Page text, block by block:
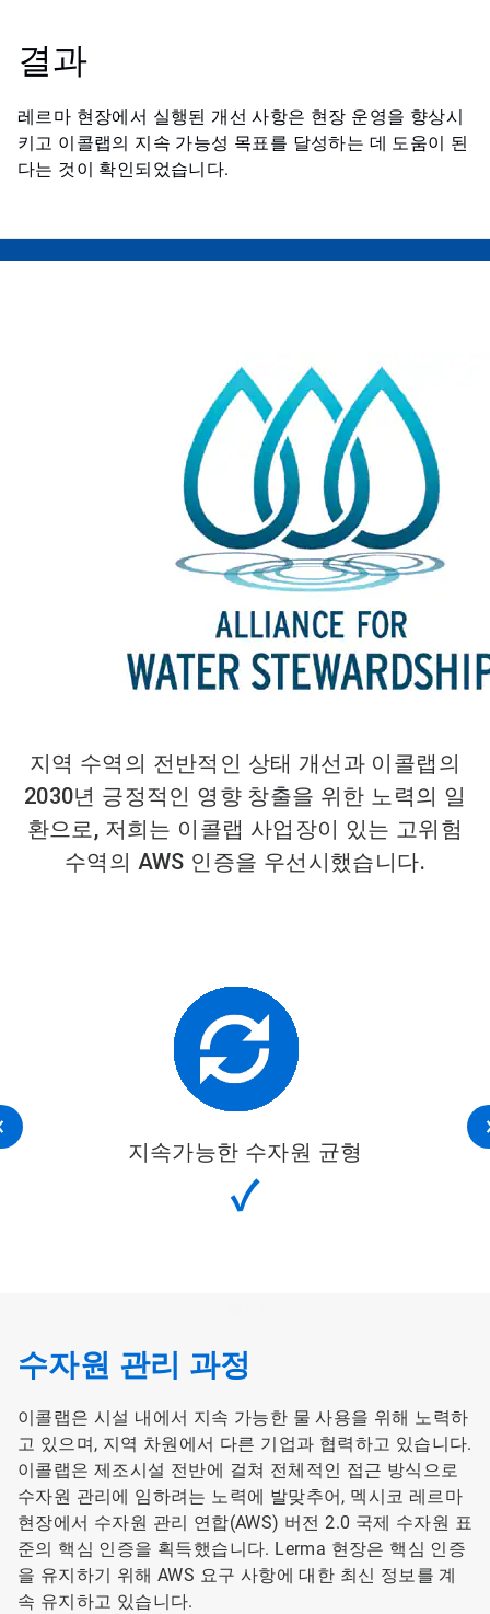
결과
레르마 현장에서 실행된 개선 사항은 현장 운영을 향상시
키고 이콜랩의 지속 가능성 목표를 달성하는 데 도움이 된
다는 것이 확인되었습니다.
지역 수역의 전반적인 상태 개선과 이콜랩의
2030년 긍정적인 영향 창출을 위한 노력의 일
환으로, 저희는 이콜랩 사업장이 있는 고위험
수역의 AWS 인증을 우선시했습니다.
지속가능한 수자원 균형
✓
수자원 관리 과정
이콜랩은 시설 내에서 지속 가능한 물 사용을 위해 노력하
고 있으며, 지역 차원에서 다른 기업과 협력하고 있습니다.
이콜랩은 제조시설 전반에 걸쳐 전체적인 접근 방식으로
수자원 관리에 임하려는 노력에 발맞추어, 멕시코 레르마
현장에서 수자원 관리 연합(AWS) 버전 2.0 국제 수자원 표
준의 핵심 인증을 획득했습니다. Lerma 현장은 핵심 인증
을 유지하기 위해 AWS 요구 사항에 대한 최신 정보를 계
속 유지하고 있습니다.